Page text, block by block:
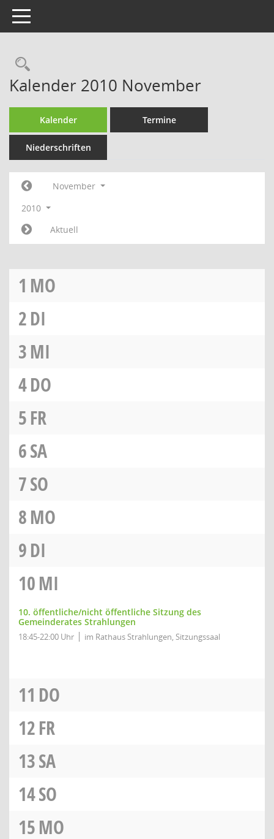
Toggle navigation
Rechercheauswahl
Kalender 2010 November
Kalender Termine
Niederschriften
November
2010
Aktuell
1 MO
2DI
3MI
4DO
5FR
6SA
7SO
8MO
9DI
10MI
10. öffentliche/nicht öffentliche Sitzung des
Gemeinderates Strahlungen
18:45-22:00 Uhr im Rathaus Strahlungen, Sitzungssaal
11 DO
12FR
13SA
14SO
15MO